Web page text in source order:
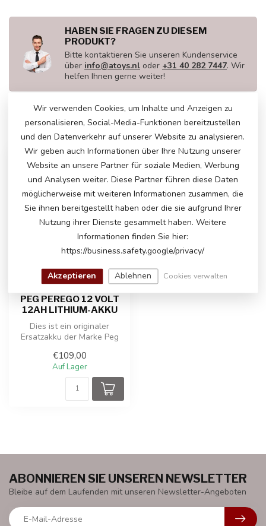
HABEN SIE FRAGEN ZU DIESEM
PRODUKT?
Bitte kontaktieren Sie unseren Kundenservice
über info@atoys.nl oder +31 40 282 7447. Wir
helfen Ihnen gerne weiter!
ZULETZT ANGESEHEN
PEG PEREGO 12 VOLT
12AH LITHIUM-AKKU
Dies ist ein originaler
Ersatzakku der Marke Peg
von ...
€109,00
Auf Lager
ABONNIEREN SIE UNSEREN NEWSLETTER
Bleibe auf dem Laufenden mit unseren Newsletter-Angeboten
Wir verwenden Cookies, um Inhalte und Anzeigen zu
personalisieren, Social-Media-Funktionen bereitzustellen
und den Datenverkehr auf unserer Website zu analysieren.
Wir geben auch Informationen über Ihre Nutzung unserer
Website an unsere Partner für soziale Medien, Werbung
und Analysen weiter. Diese Partner führen diese Daten
möglicherweise mit weiteren Informationen zusammen, die
Sie ihnen bereitgestellt haben oder die sie aufgrund Ihrer
Nutzung ihrer Dienste gesammelt haben. Weitere
Informationen finden Sie hier:
https://business.safety.google/privacy/
Akzeptieren Ablehnen Cookies verwalten